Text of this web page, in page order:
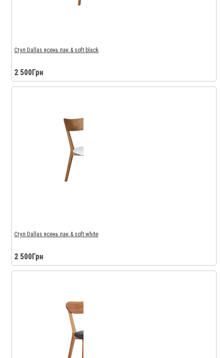
Стул Dallas ясень лак & soft black
2 500Грн
Стул Dallas ясень лак & soft white
2 500Грн